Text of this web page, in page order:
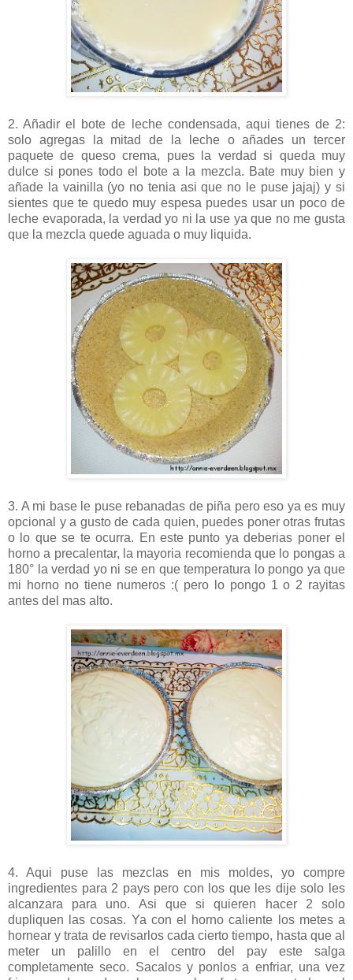
2. Añadir el bote de leche condensada, aqui tienes de 2:
solo agregas la mitad de la leche o añades un tercer
paquete de queso crema, pues la verdad si queda muy
dulce si pones todo el bote a la mezcla. Bate muy bien y
añade la vainilla (yo no tenia asi que no le puse jajaj) y si
sientes que te quedo muy espesa puedes usar un poco de
leche evaporada, la verdad yo ni la use ya que no me gusta
que la mezcla quede aguada o muy liquida.
3. A mi base le puse rebanadas de piña pero eso ya es muy
opcional y a gusto de cada quien, puedes poner otras frutas
o lo que se te ocurra. En este punto ya deberias poner el
horno a precalentar, la mayoria recomienda que lo pongas a
180° la verdad yo ni se en que temperatura lo pongo ya que
mi horno no tiene numeros :( pero lo pongo 1 o 2 rayitas
antes del mas alto.
4. Aqui puse las mezclas en mis moldes, yo compre
ingredientes para 2 pays pero con los que les dije solo les
alcanzara para uno. Asi que si quieren hacer 2 solo
dupliquen las cosas. Ya con el horno caliente los metes a
hornear y trata de revisarlos cada cierto tiempo, hasta que al
meter un palillo en el centro del pay este salga
completamente seco. Sacalos y ponlos a enfriar, una vez